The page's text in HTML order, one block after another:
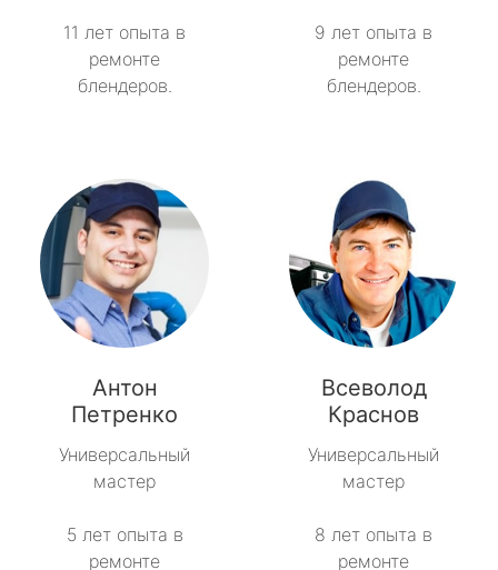
11 лет опыта в
ремонте
блендеров.
9 лет опыта в
ремонте
блендеров.
Антон
Петренко
Универсальный
мастер
5 лет опыта в
ремонте
Всеволод
Краснов
Универсальный
мастер
8 лет опыта в
ремонте